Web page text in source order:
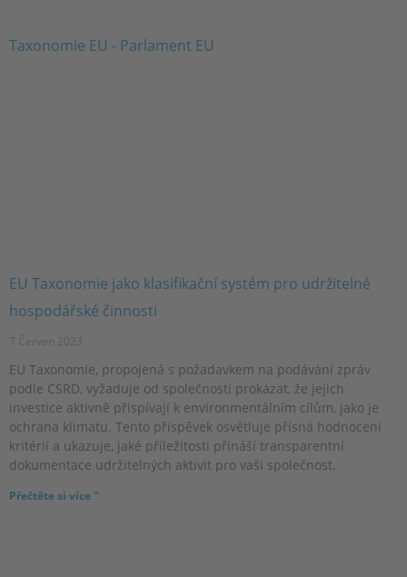
EU Taxonomie jako klasifikační systém pro udržitelné
hospodářské činnosti
7 Červen 2023
EU Taxonomie, propojená s požadavkem na podávání zpráv
podle CSRD, vyžaduje od společností prokázat, že jejich
investice aktivně přispívají k environmentálním cílům, jako je
ochrana klimatu. Tento příspěvek osvětluje přísná hodnocení
kritérií a ukazuje, jaké příležitosti přináší transparentní
dokumentace udržitelných aktivit pro vaši společnost.
Přečtěte si více "